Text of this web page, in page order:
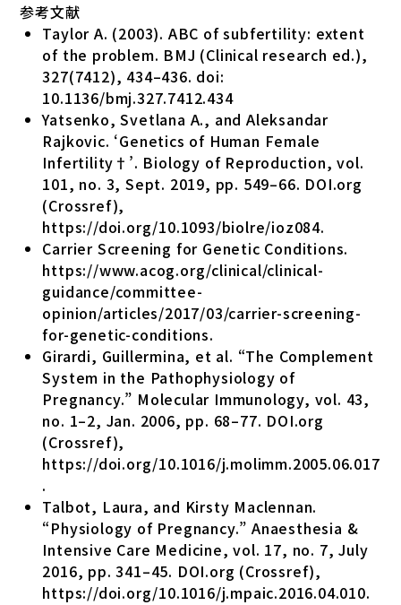
参考文献
Taylor A. (2003). ABC of subfertility: extent
of the problem. BMJ (Clinical research ed.),
327(7412), 434–436. doi:
10.1136/bmj.327.7412.434
Yatsenko, Svetlana A., and Aleksandar
Rajkovic. ‘Genetics of Human Female
Infertility†’. Biology of Reproduction, vol.
101, no. 3, Sept. 2019, pp. 549–66. DOI.org
(Crossref),
https://doi.org/10.1093/biolre/ioz084.
Carrier Screening for Genetic Conditions.
https://www.acog.org/clinical/clinical-
guidance/committee-
opinion/articles/2017/03/carrier-screening-
for-genetic-conditions.
Girardi, Guillermina, et al. “The Complement
System in the Pathophysiology of
Pregnancy.” Molecular Immunology, vol. 43,
no. 1–2, Jan. 2006, pp. 68–77. DOI.org
(Crossref),
https://doi.org/10.1016/j.molimm.2005.06.017
.
Talbot, Laura, and Kirsty Maclennan.
“Physiology of Pregnancy.” Anaesthesia &
Intensive Care Medicine, vol. 17, no. 7, July
2016, pp. 341–45. DOI.org (Crossref),
https://doi.org/10.1016/j.mpaic.2016.04.010.